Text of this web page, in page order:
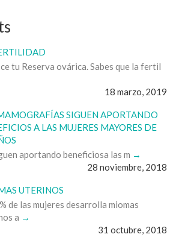
tu Reserva ovárica. Sabes que la fertil
18 marzo, 2019
SIGUEN APORTANDO
A LAS MUJERES MAYORES DE
aportando beneficiosa las m
28 noviembre, 2018
UTERINOS
de las mujeres desarrolla miomas
a
31 octubre, 2018